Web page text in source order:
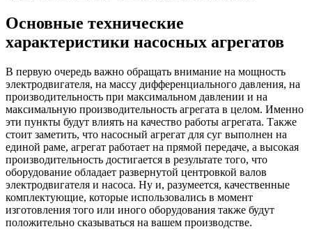
Основные технические
характеристики насосных агрегатов
В первую очередь важно обращать внимание на мощность
электродвигателя, на массу дифференциального давления, на
производительность при максимальном давлении и на
максимальную производительность агрегата в целом. Именно
эти пункты будут влиять на качество работы агрегата. Также
стоит заметить, что насосный агрегат для суг выполнен на
единой раме, агрегат работает на прямой передаче, а высокая
производительность достигается в результате того, что
оборудование обладает развернутой центровкой валов
электродвигателя и насоса. Ну и, разумеется, качественные
комплектующие, которые использовались в момент
изготовления того или иного оборудования также будут
положительно сказываться на вашем производстве.